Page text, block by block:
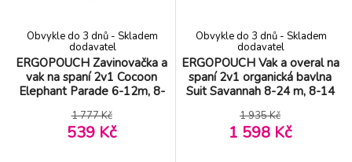
ERGOPOUCH Zavinovačka a
vak na spaní 2v1 Cocoon
Elephant Parade 6-12m, 8-
Obvykle do 3 dnů - Skladem
dodavatel
1 777 Kč
539 Kč
ERGOPOUCH Vak a overal na
spaní 2v1 organická bavlna
Suit Savannah 8-24 m, 8-14
Obvykle do 3 dnů - Skladem
dodavatel
1 935 Kč
1 598 Kč